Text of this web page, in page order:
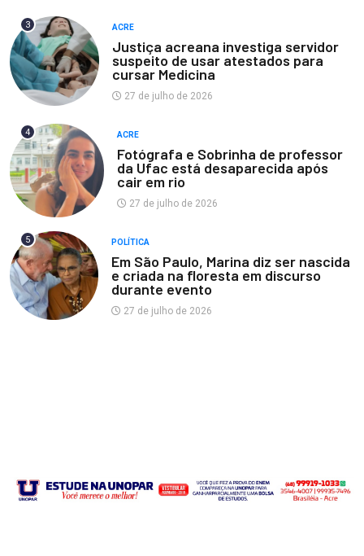
3 ACRE
Justiça acreana investiga servidor
suspeito de usar atestados para
cursar Medicina
27 de julho de 2026
4 ACRE
Fotógrafa e Sobrinha de professor
da Ufac está desaparecida após
cair em rio
27 de julho de 2026
5 POLÍTICA
Em São Paulo, Marina diz ser nascida
e criada na floresta em discurso
durante evento
27 de julho de 2026